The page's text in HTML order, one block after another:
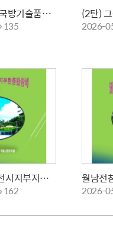
호국보훈의달계기 국방기술품질원 현충탑참배 및 생수기증식
135 2026-
전몰군경유족회대전시지부지킴이봉사활동현충탑참배
162 2026-